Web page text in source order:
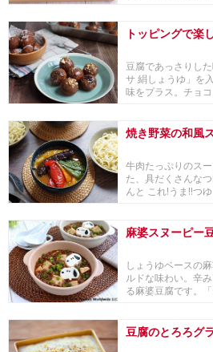
トッピングで楽
豆腐であっさりし
サ 絹しょうゆ」を
味をプラス。チョ
焼き野菜の和風
牛肉たっぷりのス
た、具だくさんな
んと これ!うま!!つ
麻婆スヌーピー
しょうゆベースの
ルドな味わい。辛
る麻婆豆腐です。
豆腐のとろろグ